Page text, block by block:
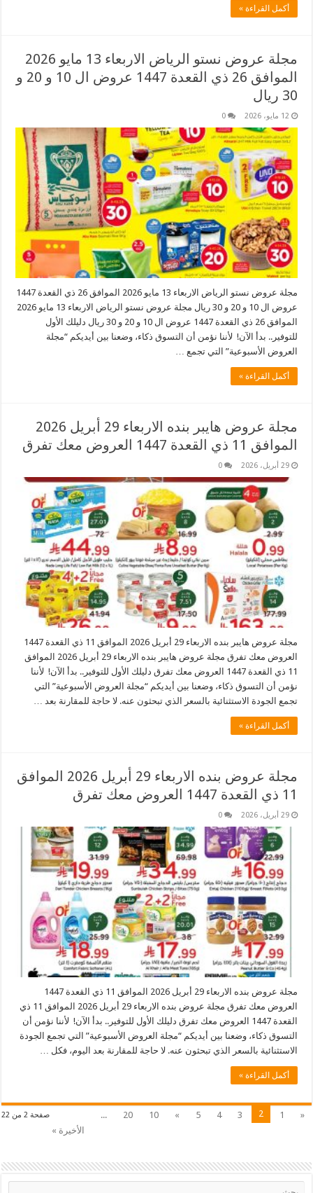
أكمل القراءة »
مجلة عروض نستو الرياض الاربعاء 13 مايو 2026
الموافق 26 ذي القعدة 1447 عروض ال 10 و 20 و
30 ريال
12 مايو، 2026 0
مجلة عروض نستو الرياض الاربعاء 13 مايو 2026 الموافق 26 ذي القعدة 1447
عروض ال 10 و 20 و 30 ريال مجلة عروض نستو الرياض الاربعاء 13 مايو 2026
الموافق 26 ذي القعدة 1447 عروض ال 10 و 20 و 30 ريال دليلك الأول
للتوفير.. بدأ الآن! لأننا نؤمن أن التسوق ذكاء، وضعنا بين أيديكم “مجلة
العروض الأسبوعية” التي تجمع …
أكمل القراءة »
مجلة عروض هايبر بنده الاربعاء 29 أبريل 2026
الموافق 11 ذي القعدة 1447 العروض معك تفرق
29 أبريل، 2026 0
مجلة عروض هايبر بنده الاربعاء 29 أبريل 2026 الموافق 11 ذي القعدة 1447
العروض معك تفرق مجلة عروض هايبر بنده الاربعاء 29 أبريل 2026 الموافق
11 ذي القعدة 1447 العروض معك تفرق دليلك الأول للتوفير.. بدأ الآن! لأننا
نؤمن أن التسوق ذكاء، وضعنا بين أيديكم “مجلة العروض الأسبوعية” التي
تجمع الجودة الاستثنائية بالسعر الذي تبحثون عنه. لا حاجة للمقارنة بعد …
أكمل القراءة »
مجلة عروض بنده الاربعاء 29 أبريل 2026 الموافق
11 ذي القعدة 1447 العروض معك تفرق
29 أبريل، 2026 0
مجلة عروض بنده الاربعاء 29 أبريل 2026 الموافق 11 ذي القعدة 1447
العروض معك تفرق مجلة عروض بنده الاربعاء 29 أبريل 2026 الموافق 11 ذي
القعدة 1447 العروض معك تفرق دليلك الأول للتوفير.. بدأ الآن! لأننا نؤمن أن
التسوق ذكاء، وضعنا بين أيديكم “مجلة العروض الأسبوعية” التي تجمع الجودة
الاستثنائية بالسعر الذي تبحثون عنه. لا حاجة للمقارنة بعد اليوم، فكل …
أكمل القراءة »
صفحة 2 من 22 «
1
2
3
4
5
»
10
20
...
الأخيرة »